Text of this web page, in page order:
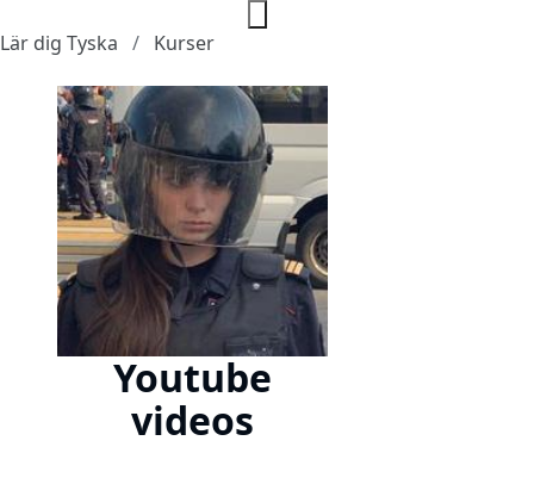
Lär dig Tyska Kurser
Youtube
videos